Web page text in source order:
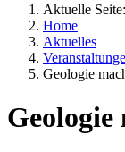
Aktuelle Seite:
Home
Aktuelles
Geologie
Geologie